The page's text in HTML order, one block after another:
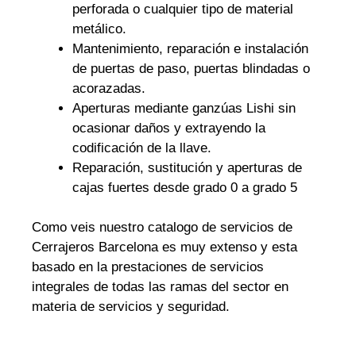
perforada o cualquier tipo de material
metálico.
Mantenimiento, reparación e instalación
de puertas de paso, puertas blindadas o
acorazadas.
Aperturas mediante ganzúas Lishi sin
ocasionar daños y extrayendo la
codificación de la llave.
Reparación, sustitución y aperturas de
cajas fuertes desde grado 0 a grado 5
Como veis nuestro catalogo de servicios de
Cerrajeros Barcelona es muy extenso y esta
basado en la prestaciones de servicios
integrales de todas las ramas del sector en
materia de servicios y seguridad.